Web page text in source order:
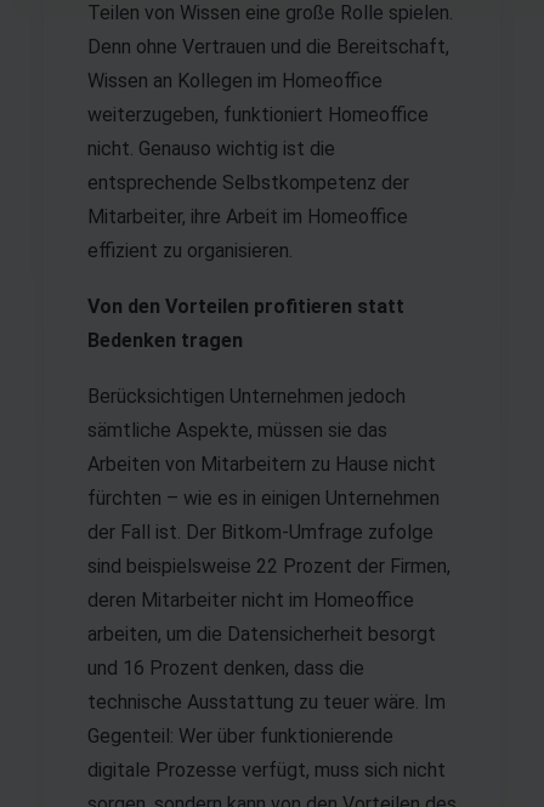
Teilen von Wissen eine große Rolle spielen.
Denn ohne Vertrauen und die Bereitschaft,
Wissen an Kollegen im Homeoffice
weiterzugeben, funktioniert Homeoffice
nicht. Genauso wichtig ist die
entsprechende Selbstkompetenz der
Mitarbeiter, ihre Arbeit im Homeoffice
effizient zu organisieren.
Von den Vorteilen profitieren statt
Bedenken tragen
Berücksichtigen Unternehmen jedoch
sämtliche Aspekte, müssen sie das
Arbeiten von Mitarbeitern zu Hause nicht
fürchten – wie es in einigen Unternehmen
der Fall ist. Der Bitkom-Umfrage zufolge
sind beispielsweise 22 Prozent der Firmen,
deren Mitarbeiter nicht im Homeoffice
arbeiten, um die Datensicherheit besorgt
und 16 Prozent denken, dass die
technische Ausstattung zu teuer wäre. Im
Gegenteil: Wer über funktionierende
digitale Prozesse verfügt, muss sich nicht